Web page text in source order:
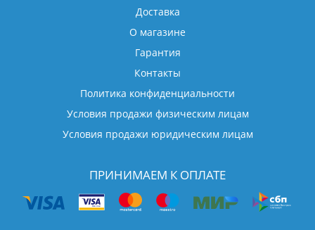
Доставка
О магазине
Гарантия
Контакты
Политика конфиденциальности
Условия продажи физическим лицам
Условия продажи юридическим лицам
ПРИНИМАЕМ К ОПЛАТЕ